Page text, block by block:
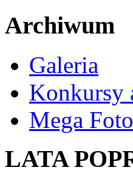
Archiwum
Galeria
Konkursy
Mega Foto
LATA